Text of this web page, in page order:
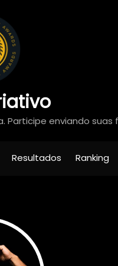
Participe enviando suas
Resultados Ranking